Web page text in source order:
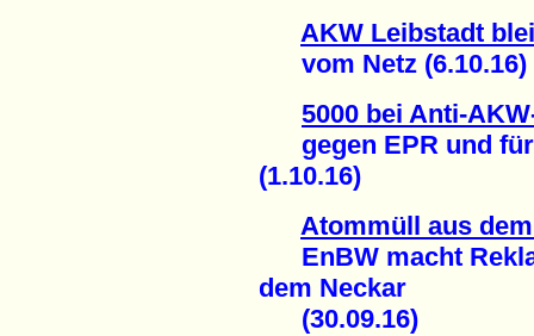
AKW Leibstadt
vom Netz (6.10.16)
5000 bei Anti-
gegen EPR und für
(1.10.16)
Atommüll aus
EnBW macht
dem Neckar
(30.09.16)